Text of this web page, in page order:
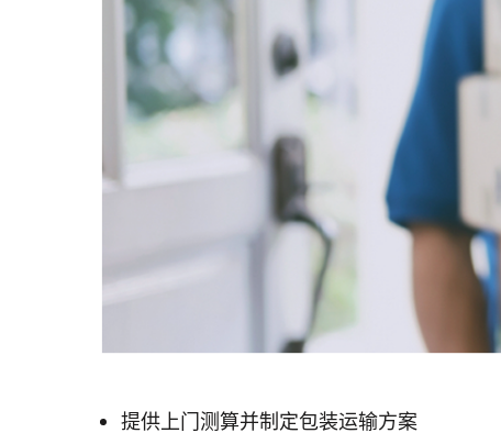
提供上门测算并制定包装运输方案